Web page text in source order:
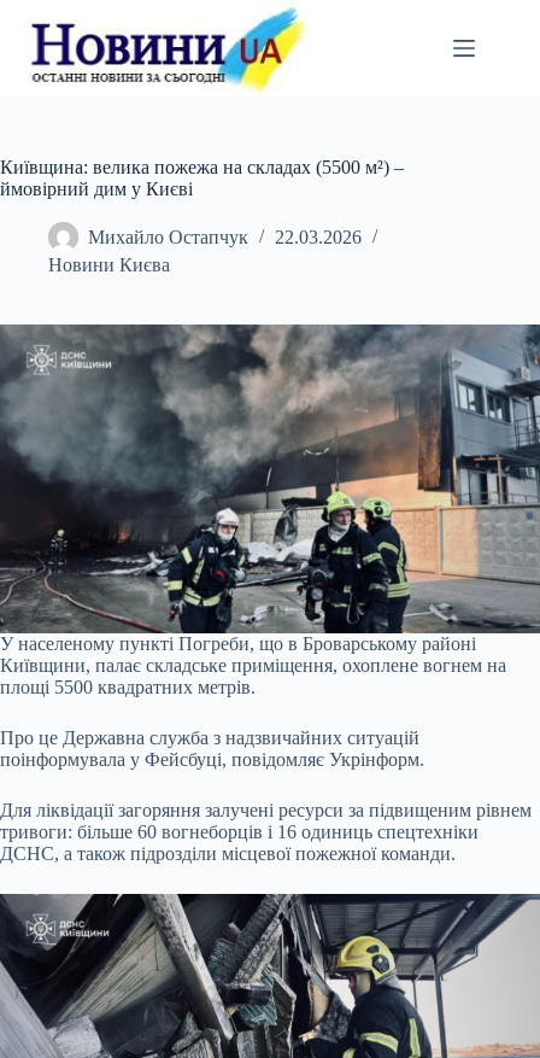
вмісту
Київщина: велика пожежа на складах (5500 м²) –
ймовірний дим у Києві
Михайло Остапчук
22.03.2026
Новини Києва
У населеному пункті Погреби, що в Броварському районі
Київщини, палає складське приміщення, охоплене вогнем на
площі 5500 квадратних метрів.
Про це Державна служба з надзвичайних ситуацій
поінформувала у Фейсбуці, повідомляє Укрінформ.
Для ліквідації загоряння залучені ресурси за підвищеним рівнем
тривоги: більше 60 вогнеборців і 16 одиниць спецтехніки
ДСНС, а також підрозділи місцевої пожежної команди.